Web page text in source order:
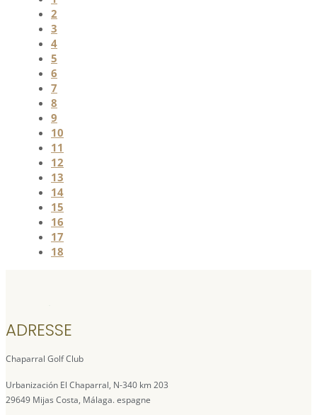
2
3
4
5
6
7
8
9
10
11
12
13
14
15
16
17
18
ADRESSE
Chaparral Golf Club
Urbanización El Chaparral, N-340 km 203
29649 Mijas Costa, Málaga. espagne